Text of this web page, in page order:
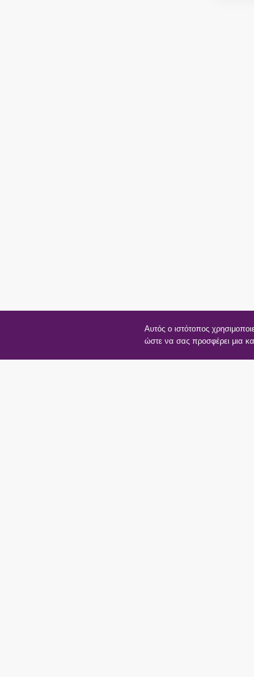
Αυτός ο ιστότοπος
ώστε να σας προσφέρει μια